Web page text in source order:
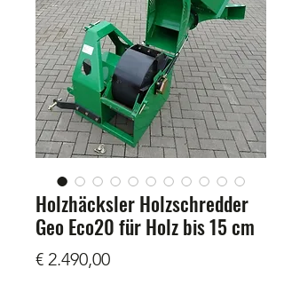
Holzhäcksler Holzschredder
Geo Eco20 für Holz bis 15 cm
€ 2.490,00Prijs